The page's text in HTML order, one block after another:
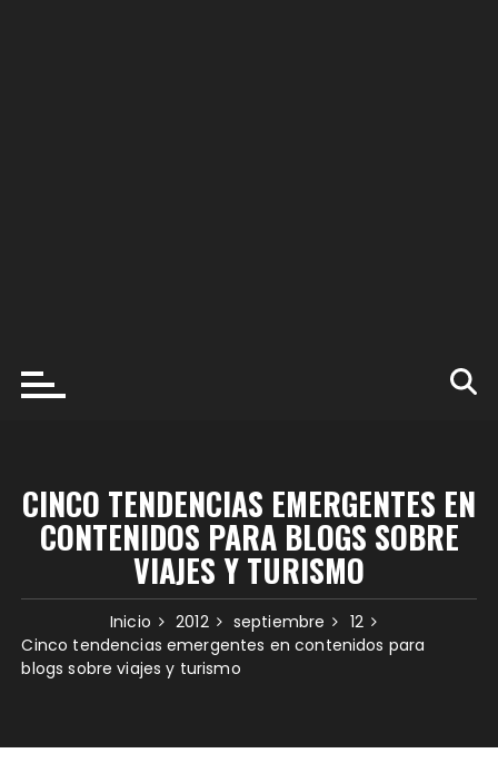
CINCO TENDENCIAS EMERGENTES EN
CONTENIDOS PARA BLOGS SOBRE
VIAJES Y TURISMO
Inicio 2012 septiembre
12
Cinco tendencias emergentes en contenidos para
blogs sobre viajes y turismo